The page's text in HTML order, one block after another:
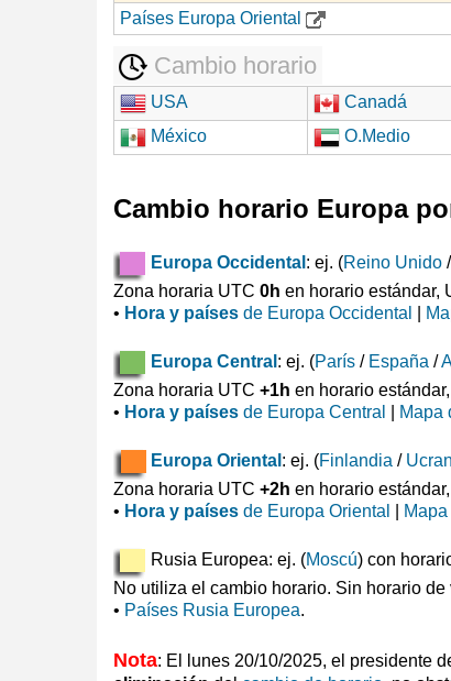
Países Europa Oriental
Cambio horario
USA Canadá
México
O.Medio
Cambio horario Europa
Europa Occidental : ej. (Reino Unido /
Zona horaria UTC 0h en horario estándar,
• Hora y países de Europa Occidental
Europa Central : ej. (París / España /
Zona horaria UTC +1h en horario
• Hora y países de Europa Central Mapa
Europa Oriental : ej. (Finlandia /
Zona horaria UTC +2h en horario
• Hora y países de Europa Oriental
Rusia Europea: ej. (Moscú) con
No utiliza el cambio horario. Sin horario de
• Países Rusia Europea.
Nota: El lunes 20/10/2025, el presidente